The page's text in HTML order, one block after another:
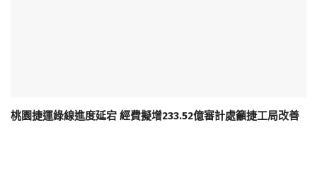
桃園捷運綠線進度延宕 經費擬增233.52億審計處籲捷工局改善